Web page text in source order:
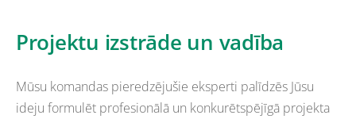
Projektu izstrāde un vadība
Mūsu komandas pieredzējušie eksperti palīdzēs Jūsu
ideju formulēt profesionālā un konkurētspējīgā projekta